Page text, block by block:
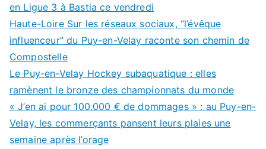
en Ligue 3 à Bastia ce vendredi
Haute-Loire Sur les réseaux sociaux, “l’évêque
influenceur” du Puy-en-Velay raconte son chemin de
Compostelle
Le Puy-en-Velay Hockey subaquatique : elles
ramènent le bronze des championnats du monde
« J’en ai pour 100.000 € de dommages » : au Puy-en-
Velay, les commerçants pansent leurs plaies une
semaine après l’orage